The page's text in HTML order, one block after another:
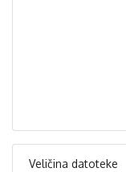
Veličina datoteke